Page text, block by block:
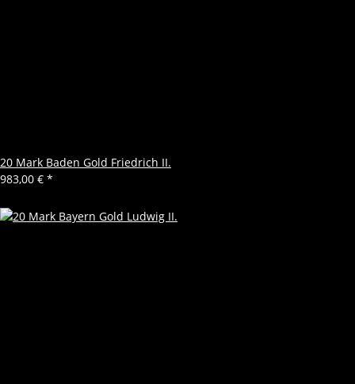
20 Mark Baden Gold Friedrich II.
983,00 € *